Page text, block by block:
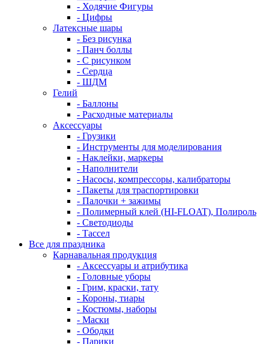
- Ходячие Фигуры
- Цифры
Латексные шары
- Без рисунка
- Панч боллы
- С рисунком
- Сердца
- ШДМ
Гелий
- Баллоны
- Расходные материалы
Аксессуары
- Грузики
- Инструменты для моделирования
- Наклейки, маркеры
- Наполнители
- Насосы, компрессоры, калибраторы
- Пакеты для траспортировки
- Палочки + зажимы
- Полимерный клей (HI-FLOAT), Полироль
- Светодиоды
- Тассел
Все для праздника
Карнавальная продукция
- Аксессуары и атрибутика
- Головные уборы
- Грим, краски, тату
- Короны, тиары
- Костюмы, наборы
- Маски
- Ободки
- Парики